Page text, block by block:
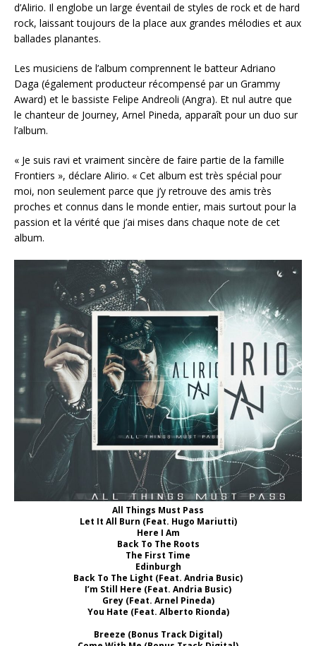
d’Alirio. Il englobe un large éventail de styles de rock et de hard
rock, laissant toujours de la place aux grandes mélodies et aux
ballades planantes.
Les musiciens de l’album comprennent le batteur Adriano
Daga (également producteur récompensé par un Grammy
Award) et le bassiste Felipe Andreoli (Angra). Et nul autre que
le chanteur de Journey, Arnel Pineda, apparaît pour un duo sur
l’album.
« Je suis ravi et vraiment sincère de faire partie de la famille
Frontiers », déclare Alirio. « Cet album est très spécial pour
moi, non seulement parce que j’y retrouve des amis très
proches et connus dans le monde entier, mais surtout pour la
passion et la vérité que j’ai mises dans chaque note de cet
album.
All Things Must Pass
Let It All Burn (Feat. Hugo Mariutti)
Here I Am
Back To The Roots
The First Time
Edinburgh
Back To The Light (Feat. Andria Busic)
I’m Still Here (Feat. Andria Busic)
Grey (Feat. Arnel Pineda)
You Hate (Feat. Alberto Rionda)
Breeze (Bonus Track Digital)